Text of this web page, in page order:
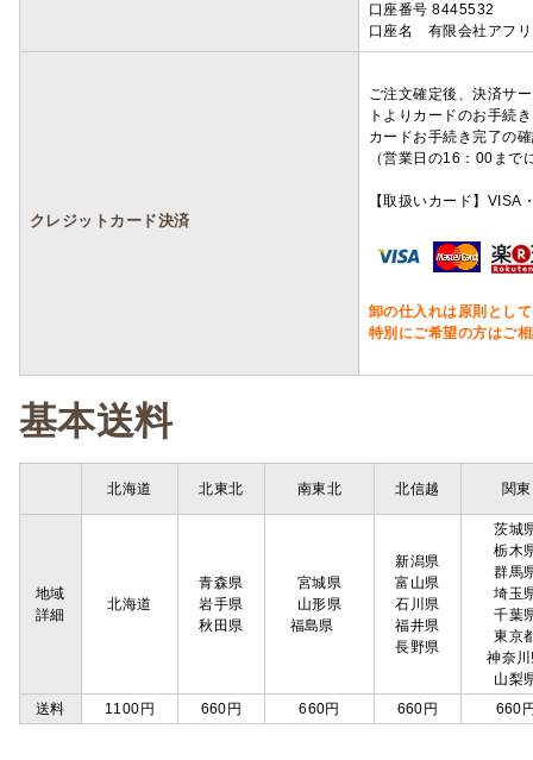
口座番号 8445532
口座名 有限会社アフ
クレジットカード決済
ご注文確定後、決済サ
トよりカードのお手続
カードお手続き完了の
（営業日の16：00ま
【取扱いカード】
卸の仕入れは原則とし
特別にご希望の方はご
基本送料
北海道 北東北 南東北 北信越 関東
地域
詳細
北海道
青森県
岩手県
秋田県
宮城県
山形県
福島県
新潟県
富山県
石川県
福井県
長野県
茨城
栃木
群馬
埼玉
千葉
東京
神奈
山梨
送料
1100円 660円 660円 660円 660